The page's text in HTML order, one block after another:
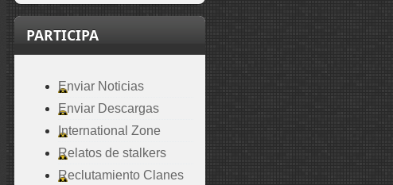
PARTICIPA
Enviar Noticias
Enviar Descargas
International Zone
Relatos de stalkers
Reclutamiento Clanes